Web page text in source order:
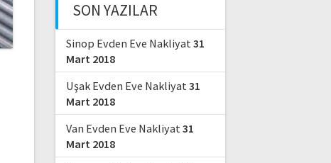
SON YAZILAR
Sinop Evden Eve Nakliyat31
Mart 2018
Uşak Evden Eve Nakliyat31
Mart 2018
Van Evden Eve Nakliyat31
Mart 2018